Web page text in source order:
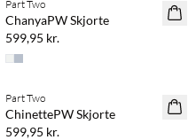
NYHED
Part Two
ChanyaPW Skjorte
599,95 kr.
NYHED
Part Two
ChinettePW Skjorte
599,95 kr.